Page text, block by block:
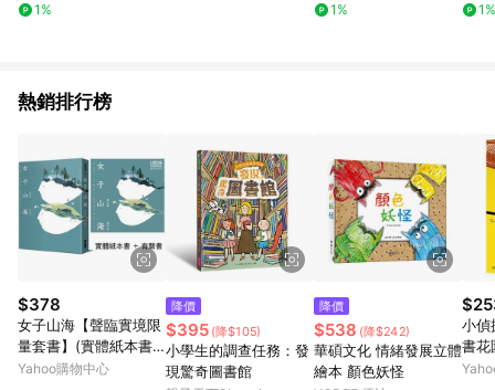
1% 1% 1%
熱銷排行榜
$378
女子山海【聲臨實境限
量套書】(實體紙本書
＋有聲書)
Yahoo購物中心
降價
$395 (降$105)
小學生的調查任務：發
現驚奇圖書館
降價
$538 (降$242)
華碩文化 情緒發展立體
繪本 顏色妖怪
小偵
書花